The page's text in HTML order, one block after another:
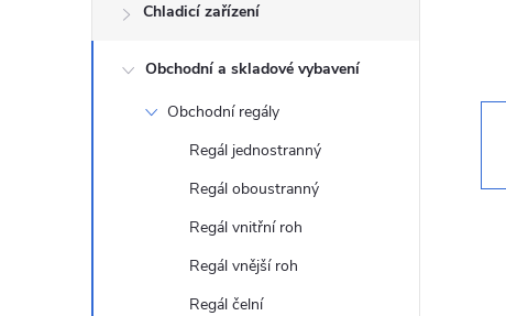
a
Chladicí zařízení
Obchodní a skladové vybavení
Obchodní regály
Regál jednostranný
Regál oboustranný
Regál vnitřní roh
Regál vnější roh
Regál čelní